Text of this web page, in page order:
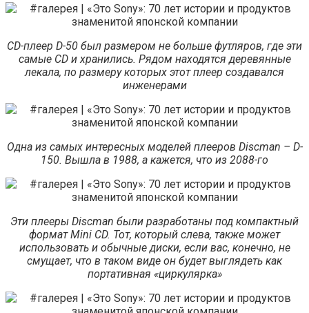
CD-плеер D-50 был размером не больше футляров, где эти
самые CD и хранились. Рядом находятся деревянные
лекала, по размеру которых этот плеер создавался
инженерами
Одна из самых интересных моделей плееров Discman – D-
150. Вышла в 1988, а кажется, что из 2088-го
Эти плееры Discman были разработаны под компактный
формат Mini CD. Тот, который слева, также может
использовать и обычные диски, если вас, конечно, не
смущает, что в таком виде он будет выглядеть как
портативная «циркулярка»